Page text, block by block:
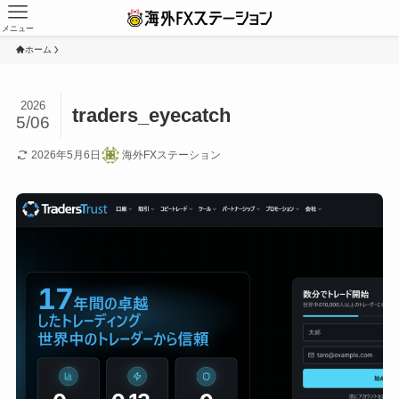
メニュー
ホーム
traders_eyecatch
2026
5/06
2026年5月6日 海外FXステーション